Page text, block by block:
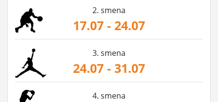
2. smena
17.07 - 24.07
3. smena
24.07 - 31.07
4. smena